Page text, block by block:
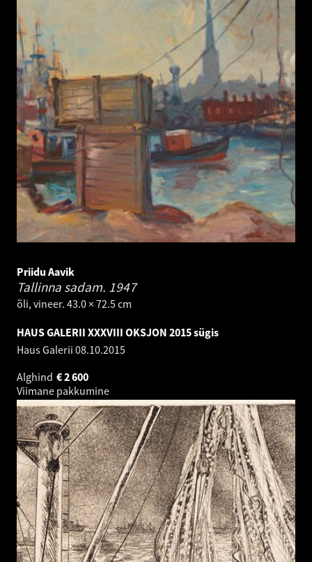
Priidu Aavik
Tallinna sadam. 1947
õli, vineer. 43.0 × 72.5 cm
HAUS GALERII XXXVIII OKSJON 2015 sügis
Haus Galerii 08.10.2015
Alghind
2 600
€
Viimane pakkumine